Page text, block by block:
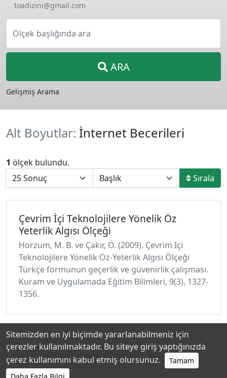
toadizini@gmail.com
Ölçek başlığında ara
ARA
Gelişmiş Arama
Alt Boyutlar: İnternet Becerileri
1 ölçek bulundu.
Sırala
Çevrim İçi Teknolojilere Yönelik Öz
Yeterlik Algısı Ölçeği
Horzum, M. B. ve Çakır, Ö. (2009). Çevrim Içi
Teknolojilere Yönelik Öz-Yeterlik Algısı Ölçeği
Türkçe formunun geçerlik ve güvenirlik çalışması.
Kuram ve Uygulamada Eğitim Bilimleri, 9(3), 1327-
1356.
Hakkında Katkıda Bulunanlar Gizlilik Politikası
Sitemizden en iyi biçimde yararlanabilmeniz için
çerezler kullanılmaktadır. Bu siteye giriş yaptığınızda
çerez kullanımını kabul etmiş olursunuz.
Tamam